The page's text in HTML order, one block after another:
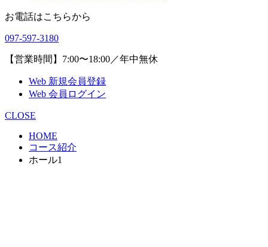
お電話はこちらから
097-597-3180
【営業時間】7:00〜18:00／年中無休
Web 新規会員登録
Web 会員ログイン
CLOSE
HOME
コース紹介
ホール1